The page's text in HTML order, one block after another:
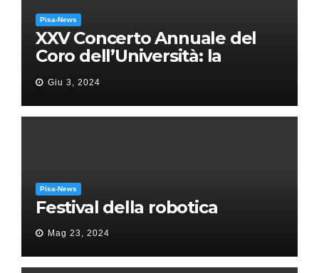
Pisa-News
XXV Concerto Annuale del
Coro dell’Università: la
“Messa in gloria” di Giacomo
Puccini
Giu 3, 2024
Pisa-News
Festival della robotica
Mag 23, 2024